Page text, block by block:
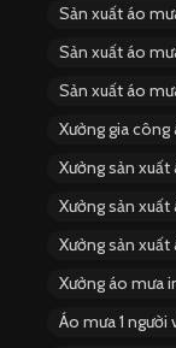
Sản xuất áo
Sản xuất áo
Sản xuất áo
Xưởng gia
Xưởng sản xuất
Xưởng sản xuất
Xưởng sản
Xưởng áo mưa
Áo mưa 1 người